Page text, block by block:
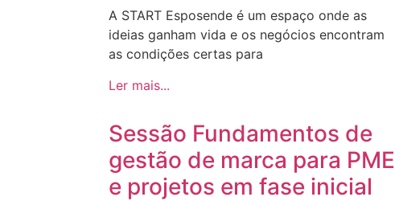
A START Esposende é um espaço onde as
ideias ganham vida e os negócios encontram
as condições certas para
Ler mais...
Sessão Fundamentos de
gestão de marca para PME
e projetos em fase inicial